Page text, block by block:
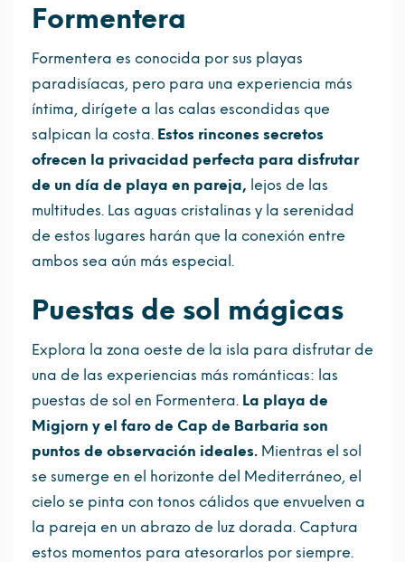
Formentera
Formentera es conocida por sus playas
paradisíacas, pero para una experiencia más
íntima, dirígete a las calas escondidas que
salpican la costa. Estos rincones secretos
ofrecen la privacidad perfecta para disfrutar
de un día de playa en pareja, lejos de las
multitudes. Las aguas cristalinas y la serenidad
de estos lugares harán que la conexión entre
ambos sea aún más especial.
Puestas de sol mágicas
Explora la zona oeste de la isla para disfrutar de
una de las experiencias más románticas: las
puestas de sol en Formentera. La playa de
Migjorn y el faro de Cap de Barbaria son
puntos de observación ideales. Mientras el sol
se sumerge en el horizonte del Mediterráneo, el
cielo se pinta con tonos cálidos que envuelven a
la pareja en un abrazo de luz dorada. Captura
estos momentos para atesorarlos por siempre.